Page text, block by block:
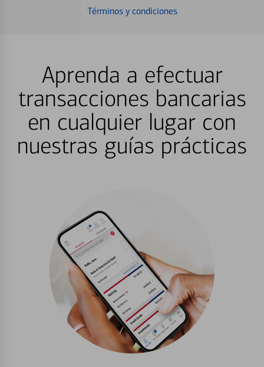
Términos y condiciones
Aprenda a efectuar
transacciones bancarias
en cualquier lugar con
nuestras guías prácticas